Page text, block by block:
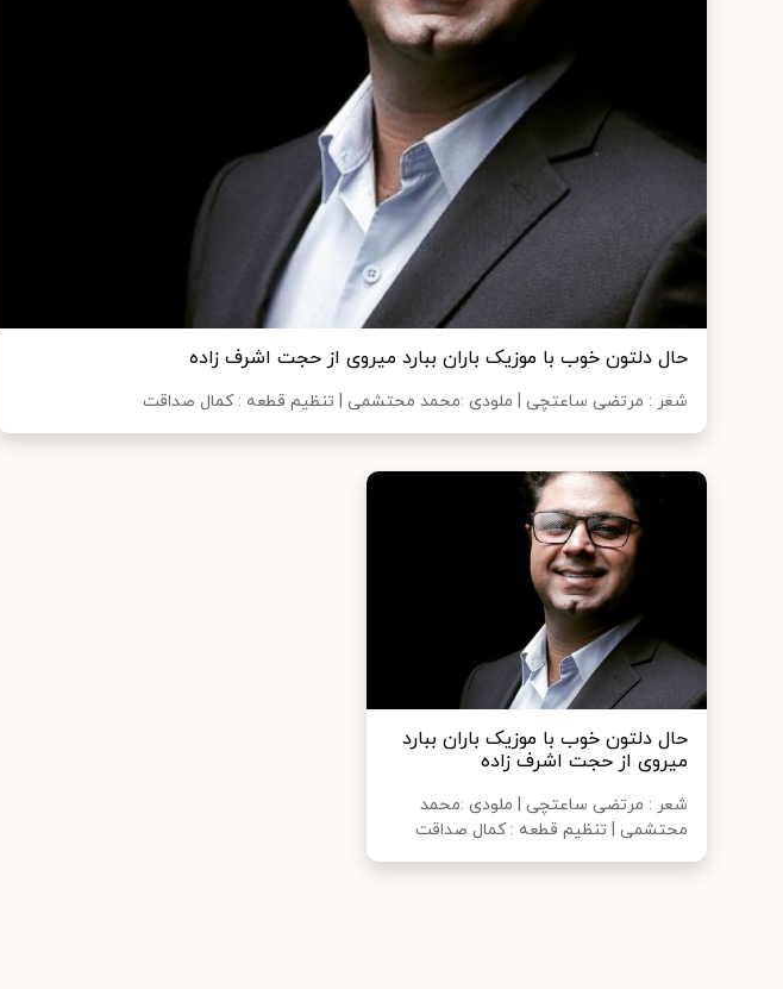
حال دلتون خوب با موزیک باران ببارد میروی از حجت اشرف زاده
شعر : مرتضی ساعتچی | ملودی :محمد محتشمی | تنظيم قطعه : كمال صداقت
حال دلتون خوب با موزیک باران ببارد
میروی از حجت اشرف زاده
شعر : مرتضی ساعتچی | ملودی :محمد
محتشمی | تنظيم قطعه : كمال صداقت